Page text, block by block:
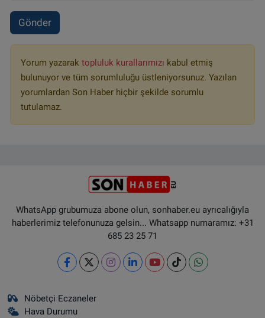
Gönder
Yorum yazarak topluluk kurallarımızı kabul etmiş
bulunuyor ve tüm sorumluluğu üstleniyorsunuz. Yazılan
yorumlardan Son Haber hiçbir şekilde sorumlu
tutulamaz.
WhatsApp grubumuza abone olun, sonhaber.eu ayrıcalığıyla
haberlerimiz telefonunuza gelsin... Whatsapp numaramız: +31
685 23 25 71
Nöbetçi Eczaneler
Hava Durumu